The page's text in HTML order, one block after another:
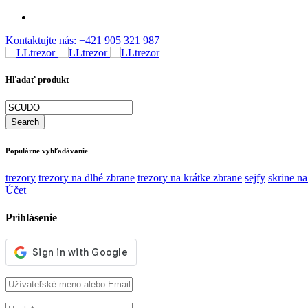
Kontaktujte nás: +421 905 321 987
Hľadať produkt
Populárne vyhľadávanie
trezory trezory na dlhé zbrane trezory na krátke zbrane sejfy skrine
Účet
Prihlásenie